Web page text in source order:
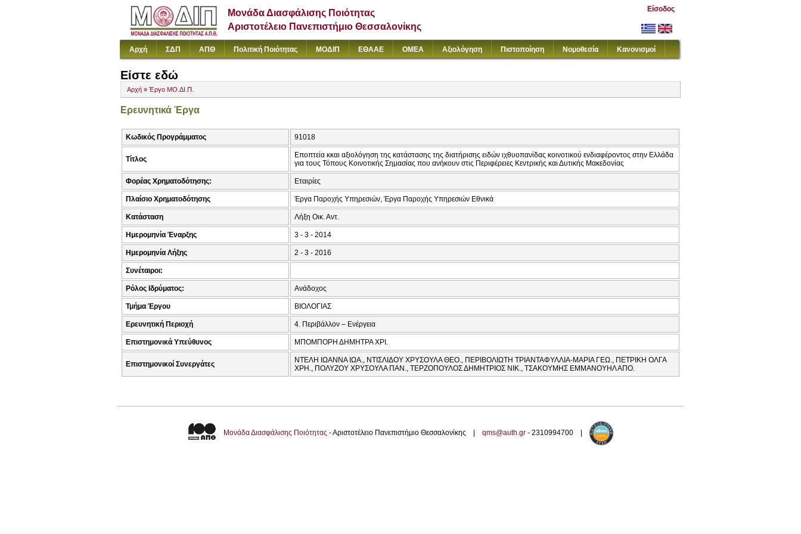
Μονάδα Διασφάλισης Ποιότητας
Αριστοτέλειο Πανεπιστήμιο Θεσσαλονίκης
Είσοδος
Αρχή ΣΔΠ ΑΠΘ Πολιτική Ποιότητας ΜΟΔΙΠ ΕΘΑΑΕ ΟΜΕΑ Αξιολόγηση Πιστοποίηση Νομοθεσία Κανονισμοί
Είστε εδώ
Αρχή » Έργο ΜΟ.ΔΙ.Π.
Ερευνητικά Έργα
Κωδικός Προγράμματος 91018
Τίτλος
Εποπτεία κκαι αξιολόγηση της κατάστασης της διατήρισης ειδών ιχθυοπανίδας κοινοτικού ενδιαφέροντος στην Ελλάδα
για τους Τόπους Κοινοτικής Σημασίας που ανήκουν στις Περιφέρειες Κεντρικής και Δυτικής Μακεδονίας
Φορέας Χρηματοδότησης: Εταιρίες
Πλαίσιο Χρηματοδότησης Έργα Παροχής Υπηρεσιών, Έργα Παροχής Υπηρεσιών Εθνικά
Κατάσταση Λήξη Οικ. Αντ.
Ημερομηνία Έναρξης 3 - 3 - 2014
Ημερομηνία Λήξης 2 - 3 - 2016
Συνέταιροι:
Ρόλος Ιδρύματος: Ανάδοχος
Τμήμα Έργου ΒΙΟΛΟΓΙΑΣ
Ερευνητική Περιοχή 4. Περιβάλλον – Ενέργεια
Επιστημονικά Υπεύθυνος ΜΠΟΜΠΟΡΗ ΔΗΜΗΤΡΑ ΧΡΙ.
Επιστημονικοί Συνεργάτες
ΝΤΕΛΗ ΙΩΑΝΝΑ ΙΩΑ., ΝΤΙΣΛΙΔΟΥ ΧΡΥΣΟΥΛΑ ΘΕΟ., ΠΕΡΙΒΟΛΙΩΤΗ ΤΡΙΑΝΤΑΦΥΛΛΙΑ-ΜΑΡΙΑ ΓΕΩ., ΠΕΤΡΙΚΗ ΟΛΓΑ
ΧΡΗ., ΠΟΛΥΖΟΥ ΧΡΥΣΟΥΛΑ ΠΑΝ., ΤΕΡΖΟΠΟΥΛΟΣ ΔΗΜΗΤΡΙΟΣ ΝΙΚ., ΤΣΑΚΟΥΜΗΣ ΕΜΜΑΝΟΥΗΛ ΑΠΟ.
Μονάδα Διασφάλισης Ποιότητας - Αριστοτέλειο Πανεπιστήμιο Θεσσαλονίκης | qms@auth.gr - 2310994700 |